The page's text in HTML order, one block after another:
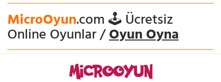
MicroOyun.com 🕹️ Ücretsiz
Online Oyunlar /Oyun Oyna